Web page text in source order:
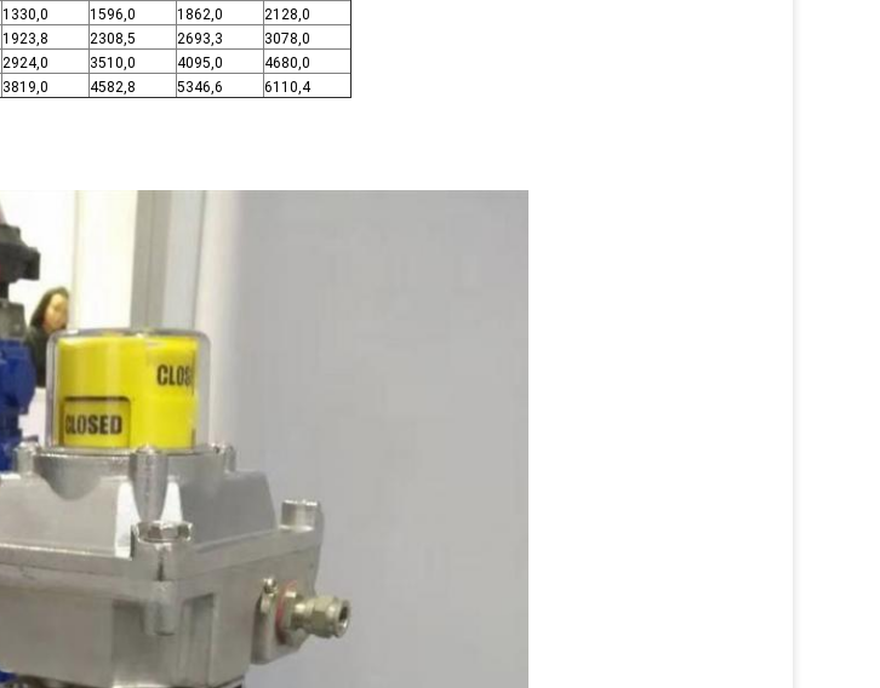
1330,0 1596,0 1862,0
2128,0
1923,8 2308,5 2693,3
3078,0
2924,0 3510,0 4095,0
4680,0
3819,0 4582,8 5346,6 6110,4